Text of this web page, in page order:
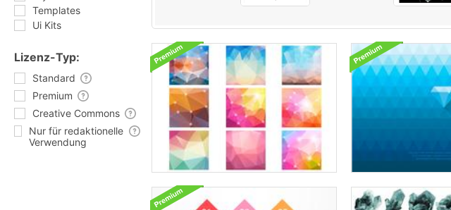
Templates
Ui Kits
Lizenz-Typ:
Standard
Premium
Creative Commons
Nur für redaktionelle
Verwendung